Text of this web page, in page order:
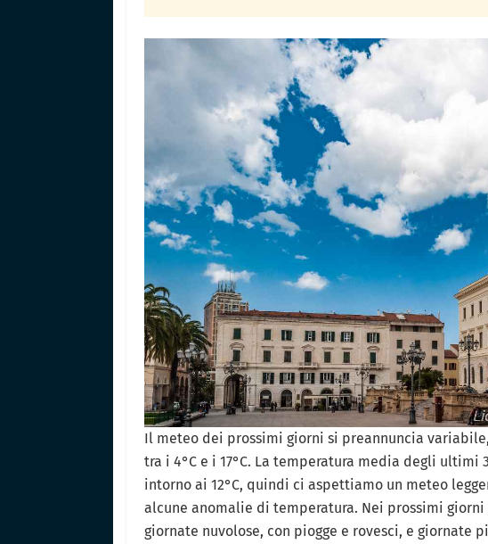
Il meteo dei prossimi giorni si preannuncia
tra i 4°C e i 17°C. La temperatura media degli
intorno ai 12°C, quindi ci aspettiamo un meteo
alcune anomalie di temperatura. Nei prossimi
giornate nuvolose, con piogge e rovesci, e giornate